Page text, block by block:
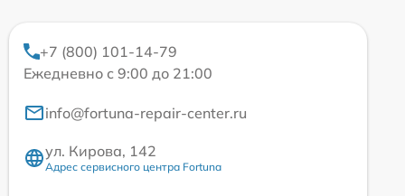
+7 (800) 101-14-79
Ежедневно с 9:00 до 21:00
info@fortuna-repair-center.ru
ул. Кирова, 142
Адрес сервисного центра Fortuna